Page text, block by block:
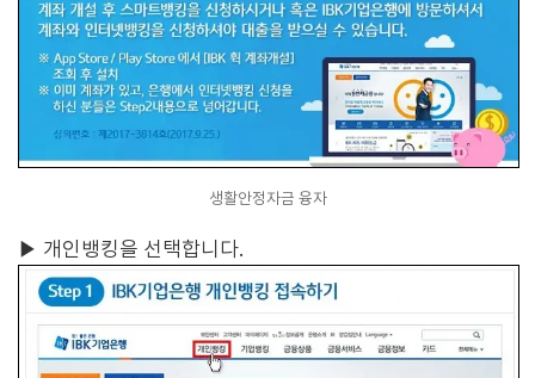
생활안정자금 융자
▶ 개인뱅킹을 선택합니다.